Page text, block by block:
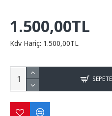
1.500,00TL
Kdv Hariç: 1.500,00TL